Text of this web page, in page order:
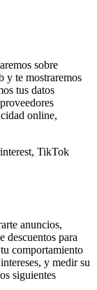
sobre
y te mostraremos
tus datos
online,
TikTok
anuncios,
descuentos para
comportamiento
y medir su
siguientes